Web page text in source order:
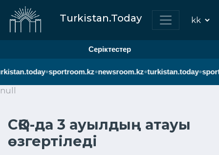
Turkistan.Today
Серіктестер
•sportroom.kz•newsroom.kz•turkistan.today•
null
СҚО-да 3 ауылдың атауы
өзгертіледі